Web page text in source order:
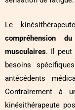
Le
compréhension
musculaires. Il peut
besoins
antécédents
Contrairement à
kinésithérapeute